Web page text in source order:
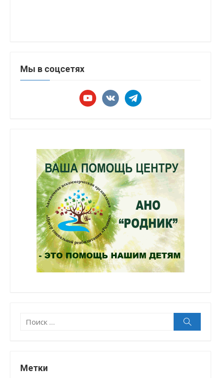
Мы в соцсетях
youtubevkontaktetelegram
Поиск:
Метки